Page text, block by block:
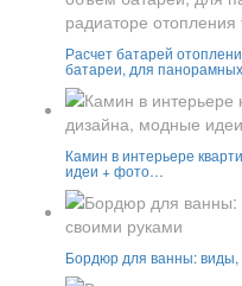
Расчет батарей
батареи, для
Камин в интерьере
идеи + фото…
Бордюр для ванны: виды,